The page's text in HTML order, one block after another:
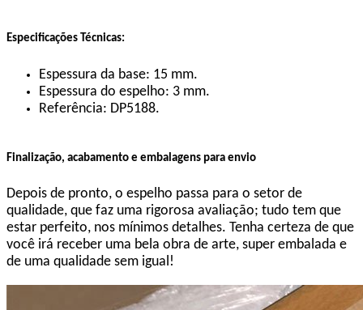
Especificações Técnicas:
Espessura da base: 15 mm.
Espessura do espelho: 3 mm.
Referência: DP5188.
Finalização, acabamento e embalagens para envio
Depois de pronto, o espelho passa para o setor de
qualidade, que faz uma rigorosa avaliação; tudo tem que
estar perfeito, nos mínimos detalhes. Tenha certeza de que
você irá receber uma bela obra de arte, super embalada e
de uma qualidade sem igual!